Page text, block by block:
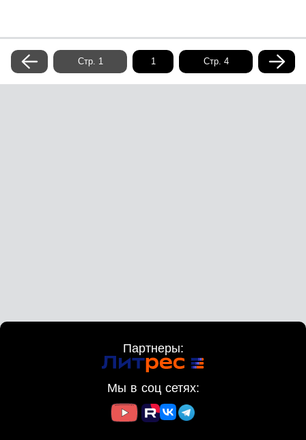
Стр. 1 Стр. 4
Партнеры:
Мы в соц сетях: